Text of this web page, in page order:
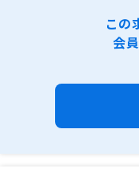
この
会